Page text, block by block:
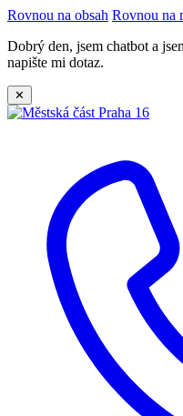
Rovnou na obsah Rovnou na
Dobrý den, jsem chatbot a
napište mi dotaz.
✕